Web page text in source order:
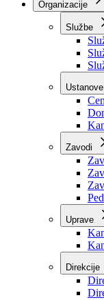
Sjednice
Organizacije
Službe
Ustanove
Zavodi